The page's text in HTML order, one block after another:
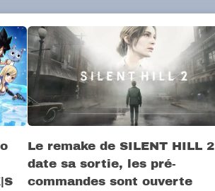
Le remake de SILENT HILL 2
date sa sortie, les pré-
commandes sont ouverte